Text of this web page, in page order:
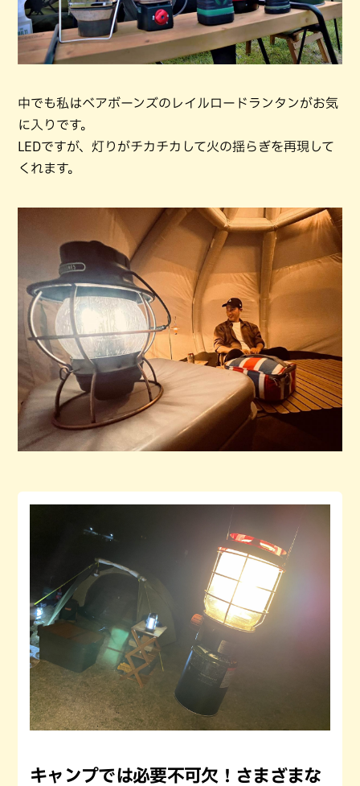
中でも私はベアボーンズのレイルロードランタンがお気
に入りです。
LEDですが、灯りがチカチカして火の揺らぎを再現して
くれます。
キャンプでは必要不可欠！さまざまな